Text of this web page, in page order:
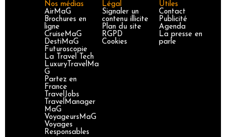
Nos médias
AirMaG
Brochures en
ligne
CruiseMaG
DestiMaG
Futuroscopie
La Travel Tech
LuxuryTravelMa
G
Partez en
France
TravelJobs
TravelManager
MaG
VoyageursMaG
Voyages
Responsables
Légal
Signaler un
contenu illicite
Plan du site
RGPD
Cookies
Utiles
Contact
Publicité
Agenda
La presse en
parle